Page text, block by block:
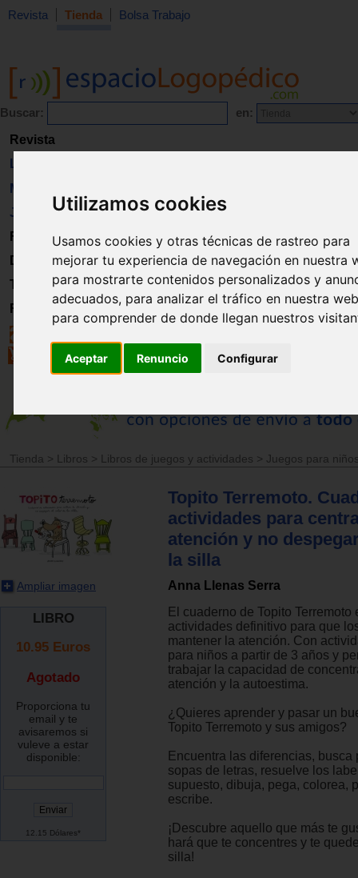
Utilizamos cookies
Usamos cookies y otras técnicas de rastreo para
mejorar tu experiencia de navegación en nuestra
para mostrarte contenidos personalizados y
adecuados, para analizar el tráfico en nuestra
para comprender de donde llegan nuestros
Aceptar Renuncio Configurar
Revista Tienda Bolsa Trabajo
Buscar: en:
Revista
Libros
Material
Juguetes
Formación
Directorio
Trabajo
Registro
Tienda > Libros > Libros de juegos y actividades > Juegos para
Ampliar imagen
LIBRO
10.95 Euros
Agotado
Proporciona tu
email y te
avisaremos si
vuleve a estar
disponible:
12.15 Dólares*
Topito Terremoto.
actividades para
atención y no
la silla
Anna Llenas Serra
El cuaderno de Topito Terremoto
actividades definitivo para que
mantener la atención. Con
para niños a partir de 3 años y
trabajar la capacidad de
atención y la autoestima.
¿Quieres aprender y pasar un
Topito Terremoto y sus amigos?
Encuentra las diferencias, busca
sopas de letras, resuelve los
supuesto, dibuja, pega, colorea,
escribe.
¡Descubre aquello que más te
hará que te concentres y te
silla!